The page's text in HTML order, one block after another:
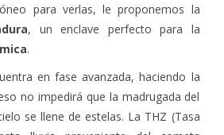
, un enclave perfecto para la
.
no impedirá que la madrugada del
se llene de estelas. La THZ (Tasa
lluvia proveniente del cometa